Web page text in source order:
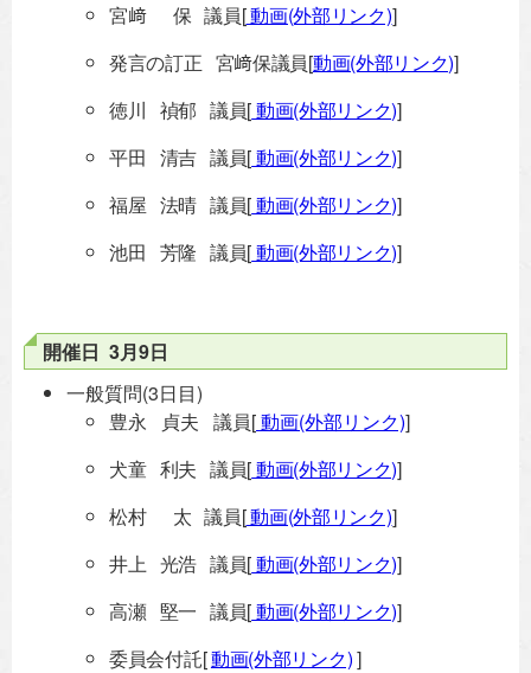
宮﨑 保 議員[動画(外部リンク)]
発言の訂正 宮﨑保議員[動画(外部リンク)]
徳川 禎郁 議員[動画(外部リンク)]
平田 清吉 議員[動画(外部リンク)]
福屋 法晴 議員[動画(外部リンク)]
池田 芳隆 議員[動画(外部リンク)]
開催日 3月9日
一般質問(3日目)
豊永 貞夫 議員[動画(外部リンク)]
犬童 利夫 議員[動画(外部リンク)]
松村 太 議員[動画(外部リンク)]
井上 光浩 議員[動画(外部リンク)]
高瀬 堅一 議員[動画(外部リンク)]
委員会付託[動画(外部リンク)]